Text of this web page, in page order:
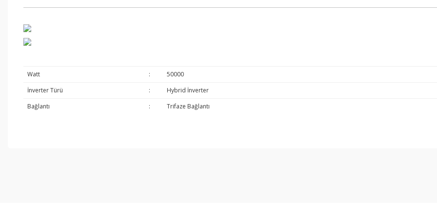
Watt :
50000
İnverter Türü
:
Hybrid İnverter
Bağlantı
: Trifaze Bağlantı